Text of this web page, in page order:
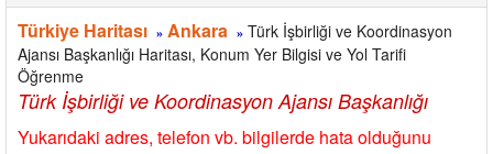
Türkiye Haritası » Ankara » Türk İşbirliği ve Koordinasyon
Ajansı Başkanlığı Haritası, Konum Yer Bilgisi ve Yol Tarifi
Öğrenme
Türk İşbirliği ve Koordinasyon Ajansı Başkanlığı
Yukarıdaki adres, telefon vb. bilgilerde hata olduğunu